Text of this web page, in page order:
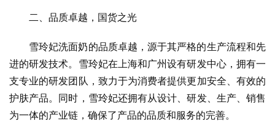
二、品质卓越，国货之光
雪玲妃洗面奶的品质卓越，源于其严格的生产流程和先
进的研发技术。雪玲妃在上海和广州设有研发中心，拥有一
支专业的研发团队，致力于为消费者提供更加安全、有效的
护肤产品。同时，雪玲妃还拥有从设计、研发、生产、销售
为一体的产业链，确保了产品的品质和服务的完善。